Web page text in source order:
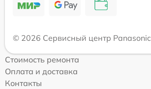
© 2026 Сервисный центр Panasonic
Стоимость ремонта
Оплата и доставка
Контакты